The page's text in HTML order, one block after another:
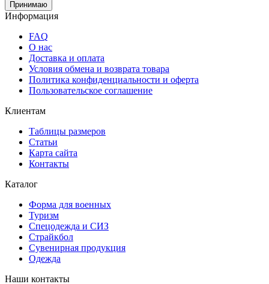
Принимаю
Информация
FAQ
О нас
Доставка и оплата
Условия обмена и возврата товара
Политика конфиденциальности и оферта
Пользовательское соглашение
Клиентам
Таблицы размеров
Статьи
Карта сайта
Контакты
Каталог
Форма для военных
Туризм
Спецодежда и СИЗ
Страйкбол
Сувенирная продукция
Одежда
Наши контакты